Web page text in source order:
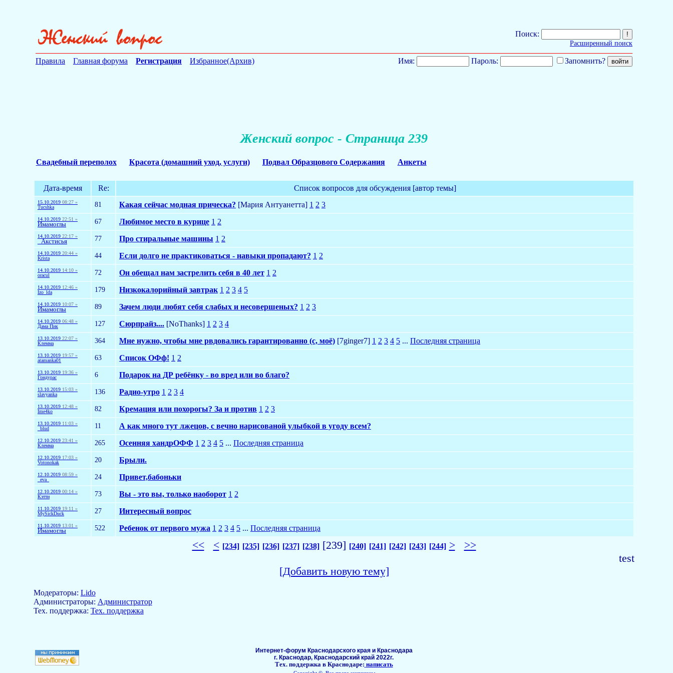
Поиск:
Расширенный поиск
Правила Главная форума Регистрация Избранное(Архив) Имя: Пароль: Запомнить?
Женский вопрос - Страница 239
Свадебный переполох Красота (домашний уход, услуги) Подвал Образцового Содержания Анкеты
Дата-время Re: Список вопросов для обсуждения [автор темы]
15.10.2019 08:27 »
Tucshka
81 Какая сейчас модная прическа? [Мария Антуанетта] 1 2 3
14.10.2019 22:51 »
Имамоглы 67 Любимое место в курице 1 2
14.10.2019 22:17 »
_Акстисья 77 Про стиральные машины 1 2
14.10.2019 20:44 »
Krista
44 Если долго не практиковаться - навыки пропадают? 1 2
14.10.2019 14:10 »
oracul
72 Он обещал нам застрелить себя в 40 лет 1 2
14.10.2019 12:46 »
Izo_lda
179 Низкокалорийный завтрак 1 2 3 4 5
14.10.2019 10:07 »
Имамоглы 89 Зачем люди любят себя слабых и несовершеных? 1 2 3
14.10.2019 06:48 »
Дама Пик
127 Сюрпрайз.... [NoThanks] 1 2 3 4
13.10.2019 22:07 »
Клемма
364 Мне нужно, чтобы мне рвдовались гарантированно (с, моё) [7ginger7] 1 2 3 4 5 ... Последняя страница
13.10.2019 19:57 »
atamanka01
63 Список ОФф! 1 2
13.10.2019 19:36 »
Гондурас
6 Подарок на ДР ребёнку - во вред или во благо?
13.10.2019 15:03 »
slavyanka
136 Радио-утро 1 2 3 4
13.10.2019 12:48 »
Ime4ko
82 Кремация или похорогы? За и против 1 2 3
13.10.2019 11:03 »
_blud
11 А как много тут лжецов, с вечно нарисованой улыбкой в угоду всем?
12.10.2019 23:41 »
Клемма
265 Осенняя хандрОФФ 1 2 3 4 5 ... Последняя страница
12.10.2019 17:03 »
Votonokak
20 Брыли.
12.10.2019 08:59 »
_eva_
24 Привет,бабоньки
12.10.2019 00:14 »
Кэтти
73 Вы - это вы, только наоборот 1 2
11.10.2019 19:11 »
MySickDuck
27 Интересный вопрос
11.10.2019 13:01 »
Имамоглы 522 Ребенок от первого мужа 1 2 3 4 5 ... Последняя страница
<< < [234] [235] [236] [237] [238][239] [240] [241] [242] [243] [244] >
>>
test
[Добавить новую тему]
Модераторы: Lido
Aдминистраторы: Администратор
Тех. поддержка: Тех. поддержка
Интернет-форум Краснодарского края и Краснодара
г. Краснодар, Краснодарский край 2022г.
Тех. поддержка в Краснодаре: написать